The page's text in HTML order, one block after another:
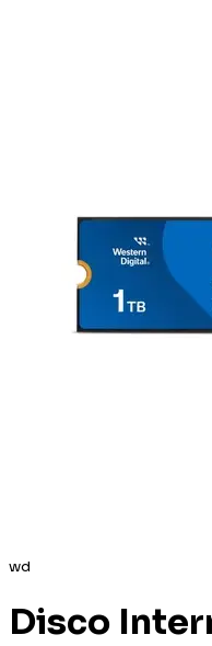
wd
Disco